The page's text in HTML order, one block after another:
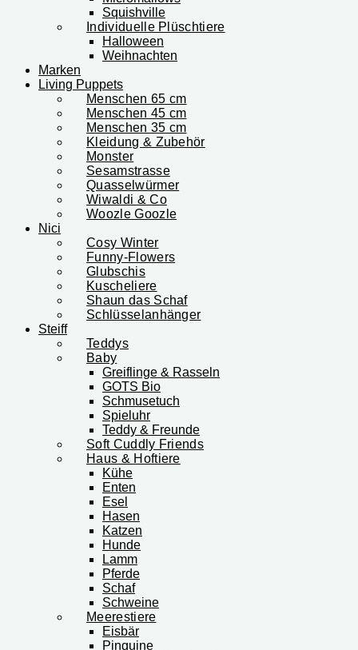
Squishville
Individuelle Plüschtiere
Halloween
Weihnachten
Marken
Living Puppets
Menschen 65 cm
Menschen 45 cm
Menschen 35 cm
Kleidung & Zubehör
Monster
Sesamstrasse
Quasselwürmer
Wiwaldi & Co
Woozle Goozle
Nici
Cosy Winter
Funny-Flowers
Glubschis
Kuscheliere
Shaun das Schaf
Schlüsselanhänger
Steiff
Teddys
Baby
Greiflinge & Rasseln
GOTS Bio
Schmusetuch
Spieluhr
Teddy & Freunde
Soft Cuddly Friends
Haus & Hoftiere
Kühe
Enten
Esel
Hasen
Katzen
Hunde
Lamm
Pferde
Schaf
Schweine
Meerestiere
Eisbär
Pinguine